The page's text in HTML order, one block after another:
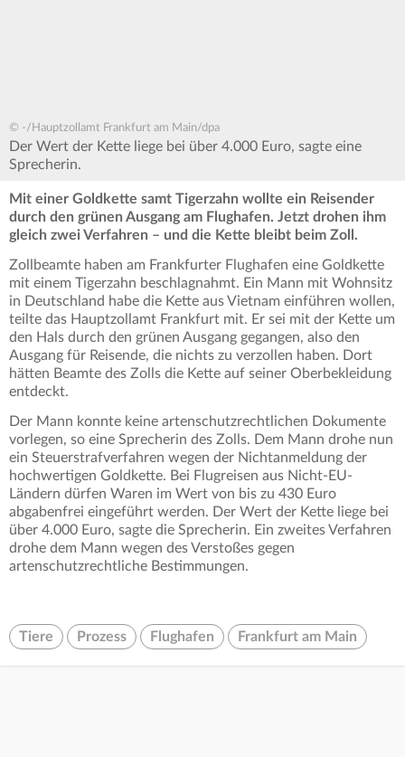
© -/Hauptzollamt Frankfurt am Main/dpa
Der Wert der Kette liege bei über 4.000 Euro, sagte eine
Sprecherin.
Mit einer Goldkette samt Tigerzahn wollte ein Reisender
durch den grünen Ausgang am Flughafen. Jetzt drohen ihm
gleich zwei Verfahren – und die Kette bleibt beim Zoll.
Zollbeamte haben am Frankfurter Flughafen eine Goldkette
mit einem Tigerzahn beschlagnahmt. Ein Mann mit Wohnsitz
in Deutschland habe die Kette aus Vietnam einführen wollen,
teilte das Hauptzollamt Frankfurt mit. Er sei mit der Kette um
den Hals durch den grünen Ausgang gegangen, also den
Ausgang für Reisende, die nichts zu verzollen haben. Dort
hätten Beamte des Zolls die Kette auf seiner Oberbekleidung
entdeckt.
Der Mann konnte keine artenschutzrechtlichen Dokumente
vorlegen, so eine Sprecherin des Zolls. Dem Mann drohe nun
ein Steuerstrafverfahren wegen der Nichtanmeldung der
hochwertigen Goldkette. Bei Flugreisen aus Nicht-EU-
Ländern dürfen Waren im Wert von bis zu 430 Euro
abgabenfrei eingeführt werden. Der Wert der Kette liege bei
über 4.000 Euro, sagte die Sprecherin. Ein zweites Verfahren
drohe dem Mann wegen des Verstoßes gegen
artenschutzrechtliche Bestimmungen.
Tiere Prozess Flughafen Frankfurt am Main